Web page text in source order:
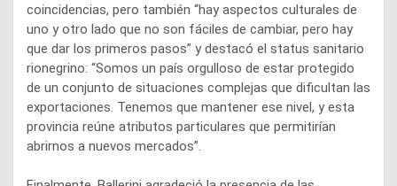
coincidencias, pero también “hay aspectos culturales de
uno y otro lado que no son fáciles de cambiar, pero hay
que dar los primeros pasos” y destacó el status sanitario
rionegrino: “Somos un país orgulloso de estar protegido
de un conjunto de situaciones complejas que dificultan las
exportaciones. Tenemos que mantener ese nivel, y esta
provincia reúne atributos particulares que permitirían
abrirnos a nuevos mercados”.